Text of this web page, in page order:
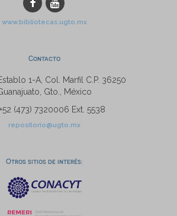
www.bibliotecas.ugto.mx
Contacto
1-A, Col. Marfil C.P. 36250
Gto., México
(473) 7320006 Ext. 5538
repositorio@ugto.mx
Otros sitios de interés: